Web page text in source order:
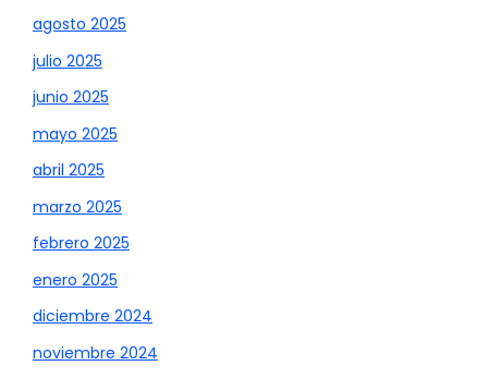
agosto 2025
julio 2025
junio 2025
mayo 2025
abril 2025
marzo 2025
febrero 2025
enero 2025
diciembre 2024
noviembre 2024